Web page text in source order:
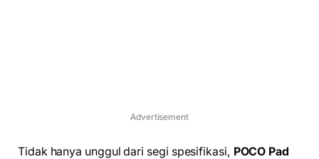
Advertisement
Tidak hanya unggul dari segi spesifikasi, POCO Pad